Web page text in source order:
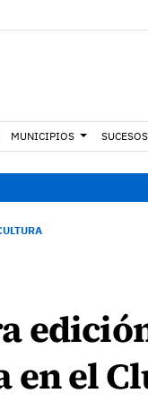
MUNICIPIOS SUCESOS
en el